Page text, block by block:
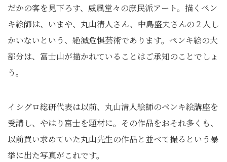
だかの客を見下ろす、威風堂々の庶民派アート。描くペン
キ絵師は、いまや、丸山清人さん、中島盛夫さんの２人し
かいないという、絶滅危惧芸術であります。ペンキ絵の大
部分は、富士山が描かれていることはご承知のことでしょ
う。
イシグロ総研代表は以前、丸山清人絵師のペンキ絵講座を
受講し、やはり富士を題材に。その作品をおそれ多くも、
以前買い求めていた丸山先生の作品と並べて撮るという暴
挙に出た写真がこれです。